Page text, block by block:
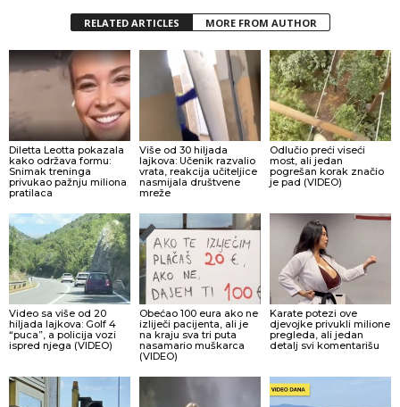
RELATED ARTICLES MORE FROM AUTHOR
Diletta Leotta pokazala
kako održava formu:
Snimak treninga
privukao pažnju miliona
pratilaca
Više od 30 hiljada
lajkova: Učenik razvalio
vrata, reakcija učiteljice
nasmijala društvene
mreže
Odlučio preći viseći
most, ali jedan
pogrešan korak značio
je pad (VIDEO)
Video sa više od 20
hiljada lajkova: Golf 4
“puca”, a policija vozi
ispred njega (VIDEO)
Obećao 100 eura ako ne
izliječi pacijenta, ali je
na kraju sva tri puta
nasamario muškarca
(VIDEO)
Karate potezi ove
djevojke privukli milione
pregleda, ali jedan
detalj svi komentarišu